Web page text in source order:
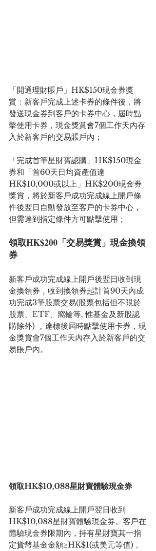
「開通理財賬戶」HK$150現金券獎
賞：新客戶完成上述卡券的條件後，將
發送現金券到客戶的卡券中心，屆時點
擊使用卡券，現金獎賞會7個工作天內存
入於新客戶的交易賬戶內；
「完成首筆星財寶認購」HK$150現金
券和「首60天日均資產值達
HK$10,000或以上」HK$200現金券
獎賞，將於新客戶成功完成線上開戶條
件後翌日自動發放至客戶的卡券中心，
但需達到指定條件方可點擊使用；
領取HK$200「交易獎賞」現金換領
券
新客戶成功完成線上開戶後翌日收到現
金換領券，收到換領券起計首90天內成
功完成3筆股票交易(股票包括但不限於
股票、ETF、窩輪等, 惟基金及新股認
購除外) ，達標後屆時點擊使用卡券，現
金獎賞會7個工作天內存入於新客戶的交
易賬戶內。
領取HK$10,088星財寶體驗現金券
新客戶成功完成線上開戶翌日收到
HK$10,088星財寶體驗現金券。客戶在
體驗現金券限期內，持有星財寶其一指
定貨幣基金金額≥HK$1(或美元等值)，